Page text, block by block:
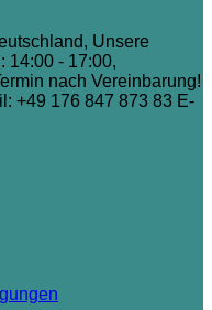
Unsere
14:00 - 17:00,
nach Vereinbarung!
+49 176 847 873 83 E-